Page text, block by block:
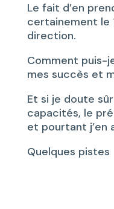
Le fait d’en
certainement le
direction.
Comment puis-
mes succès et
Et si je doute
capacités, le
et pourtant j’en
Quelques pistes